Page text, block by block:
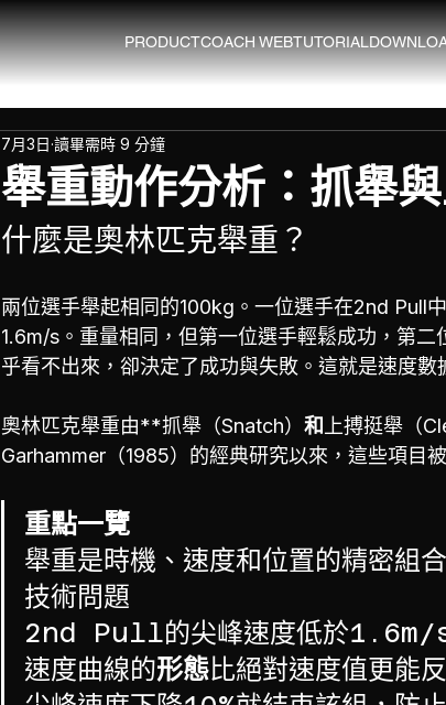
PRODUCTCOACH WEBTUTORIAL
舉重動作分析：抓舉
7月3日 讀畢需時 9 分鐘
什麼是奧林匹克舉重？
兩位選手舉起相同的100kg。一位選手在2nd Pull
1.6m/s。重量相同，但第一位選手輕鬆成功，第
乎看不出來，卻決定了成功與失敗。這就是速度數
奧林匹克舉重由**抓舉（Snatch） 和 上搏挺舉（
Garhammer（1985）的經典研究以來，這些項目
重點一覽
舉重是時機、速度和位置的精密組
技術問題
2nd Pull的尖峰速度低於1.6m/s
速度曲線的形態比絕對速度值更能